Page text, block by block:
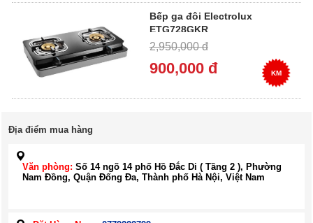
Bếp ga đôi Electrolux
ETG728GKR
2,950,000 đ
900,000 đ KM
Địa điểm mua hàng
Văn phòng: Số 14 ngõ 14 phố Hồ Đắc Di ( Tầng 2 ), Phường
Nam Đồng, Quận Đống Đa, Thành phố Hà Nội, Việt Nam